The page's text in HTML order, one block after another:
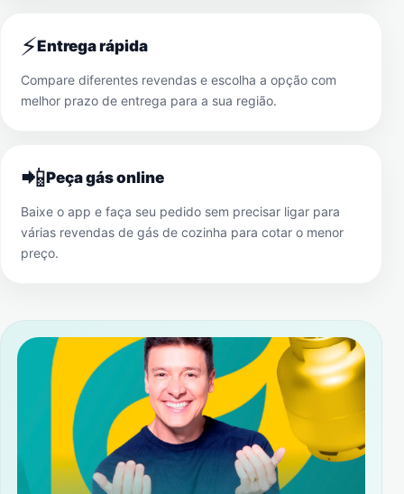
⚡Entrega rápida
Compare diferentes revendas e escolha a opção com
melhor prazo de entrega para a sua região.
📲Peça gás online
Baixe o app e faça seu pedido sem precisar ligar para
várias revendas de gás de cozinha para cotar o menor
preço.